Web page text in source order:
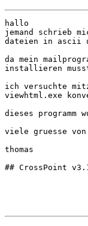
hallo
jemand schrieb
dateien in ascii
da mein
installieren
ich versuchte
viewhtml.exe
dieses
viele gruesse von
thomas
## CrossPoint